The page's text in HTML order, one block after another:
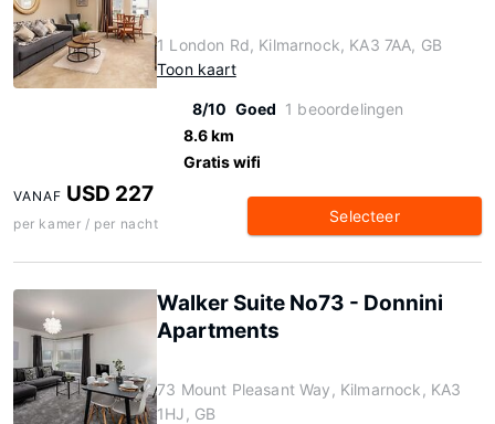
1 London Rd, Kilmarnock, KA3 7AA, GB
Toon kaart
8/10 Goed 1 beoordelingen
8.6 km
Gratis wifi
VANAF USD 227
per kamer / per nacht Selecteer
Walker Suite No73 - Donnini
Apartments
73 Mount Pleasant Way, Kilmarnock, KA3
1HJ, GB